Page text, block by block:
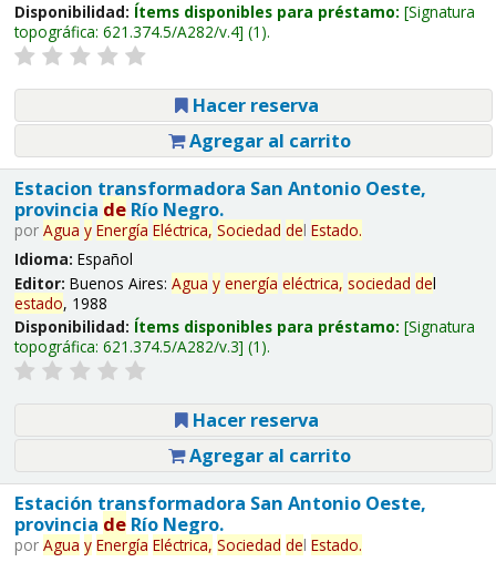
Disponibilidad: Ítems disponibles para préstamo: Signatura
topográfica: 621.374.5/A282/v.4 (1).
Hacer reserva
Agregar al carrito
Estacion transformadora San Antonio Oeste,
provincia deRío Negro.
por Agua y Energía Eléctrica, Sociedad del Estado.
Idioma: Español
Editor: Buenos Aires: Agua y energía eléctrica, sociedad del
estado, 1988
Disponibilidad: Ítems disponibles para préstamo: Signatura
topográfica: 621.374.5/A282/v.3 (1).
Hacer reserva
Agregar al carrito
Estación transformadora San Antonio Oeste,
provincia deRío Negro.
por Agua y Energía Eléctrica, Sociedad del Estado.